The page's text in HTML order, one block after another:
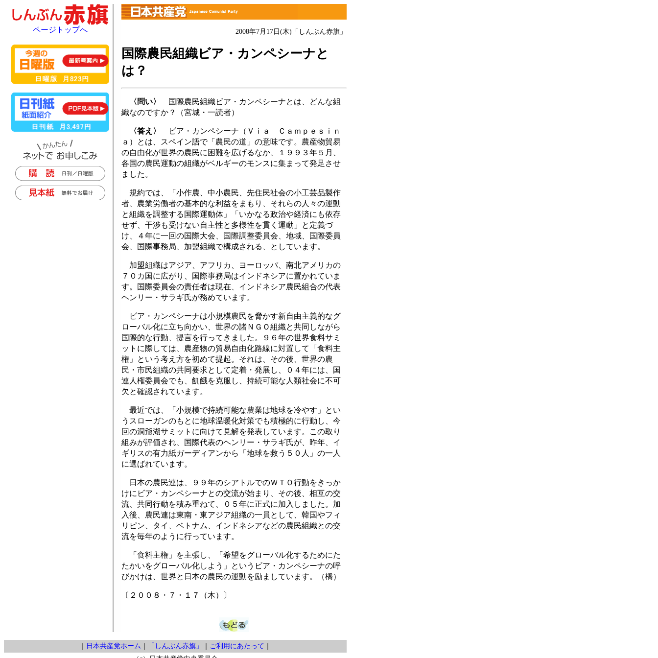
2008年7月17日(木) 「しんぶん赤旗」
国際農民組織ビア・カンペシーナと
は？
〈問い〉
国際農民組織ビア・カンペシーナとは、どんな組
織なのですか？（宮城・一読者）
〈答え〉
ビア・カンペシーナ（Ｖｉａ Ｃａｍｐｅｓｉｎ
ａ）とは、スペイン語で「農民の道」の意味です。農産物貿易
の自由化が世界の農民に困難を広げるなか、１９９３年５月、
各国の農民運動の組織がベルギーのモンスに集まって発足させ
ました。
規約では、「小作農、中小農民、先住民社会の小工芸品製作
者、農業労働者の基本的な利益をまもり、それらの人々の運動
と組織を調整する国際運動体」「いかなる政治や経済にも依存
せず、干渉も受けない自主性と多様性を貫く運動」と定義づ
け、４年に一回の国際大会、国際調整委員会、地域、国際委員
会、国際事務局、加盟組織で構成される、としています。
加盟組織はアジア、アフリカ、ヨーロッパ、南北アメリカの
７０カ国に広がり、国際事務局はインドネシアに置かれていま
す。国際委員会の責任者は現在、インドネシア農民組合の代表
ヘンリー・サラギ氏が務めています。
ビア・カンペシーナは小規模農民を脅かす新自由主義的なグ
ローバル化に立ち向かい、世界の諸ＮＧＯ組織と共同しながら
国際的な行動、提言を行ってきました。９６年の世界食料サミ
ットに際しては、農産物の貿易自由化路線に対置して「食料主
権」という考え方を初めて提起。それは、その後、世界の農
民・市民組織の共同要求として定着・発展し、０４年には、国
連人権委員会でも、飢餓を克服し、持続可能な人類社会に不可
欠と確認されています。
最近では、「小規模で持続可能な農業は地球を冷やす」とい
うスローガンのもとに地球温暖化対策でも積極的に行動し、今
回の洞爺湖サミットに向けて見解を発表しています。この取り
組みが評価され、国際代表のヘンリー・サラギ氏が、昨年、イ
ギリスの有力紙ガーディアンから「地球を救う５０人」の一人
に選ばれています。
日本の農民連は、９９年のシアトルでのＷＴＯ行動をきっか
けにビア・カンペシーナとの交流が始まり、その後、相互の交
流、共同行動を積み重ねて、０５年に正式に加入しました。加
入後、農民連は東南・東アジア組織の一員として、韓国やフィ
リピン、タイ、ベトナム、インドネシアなどの農民組織との交
流を毎年のように行っています。
「食料主権」を主張し、「希望をグローバル化するためにた
たかいをグローバル化しよう」というビア・カンペシーナの呼
びかけは、世界と日本の農民の運動を励ましています。（橋）
〔２００８・７・１７（木）〕
ページトップへ
｜ 日本共産党ホーム ｜ 「しんぶん赤旗」 ｜ ご利用にあたって ｜